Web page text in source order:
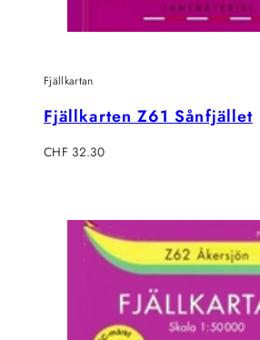
Fjällkartan
Fjällkarten Z61 Sånfjället
Regulärer
CHF 32.30